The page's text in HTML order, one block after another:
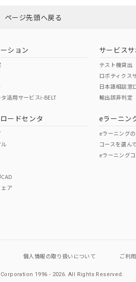
可能性があります。
ページ先頭へ戻る
ション
活用サービスi-BELT
ードセンタ
ア
サービス
テスト機貸出
ロボティクス
日本語相談窓
輸出該非判定
eラーニン
eラーニング
コースを選ん
eラーニングコ
個人情報の取り扱いについて ご利
1996 - 2026.All Rights Reserved.